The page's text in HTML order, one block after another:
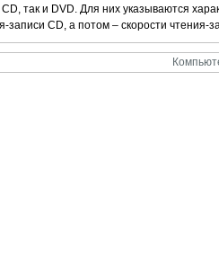
CD, так и DVD. Для них указываются
записи CD, а потом – скорости чтения-